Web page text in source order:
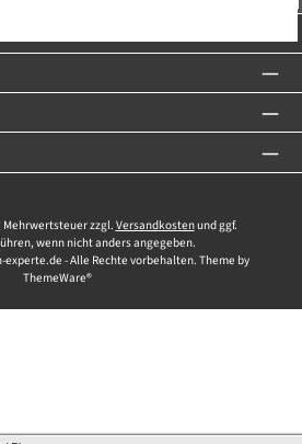
zzgl. Versandkostenund ggf.
wenn nicht anders angegeben.
- Alle Rechte vorbehalten. Theme by
ThemeWare®